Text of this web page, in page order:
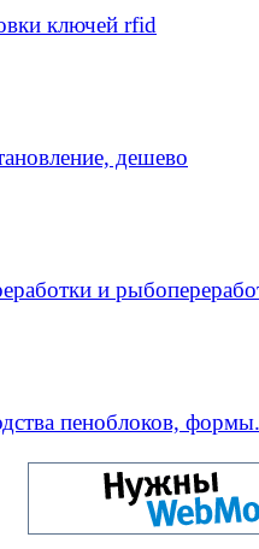
ключей rfid
дешево
и
пеноблоков, формы.